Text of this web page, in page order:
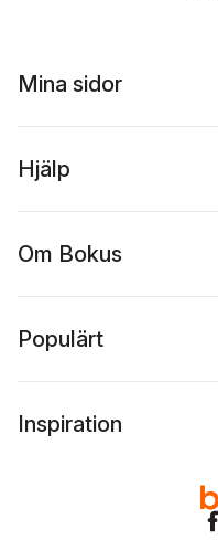
Mina sidor
Hjälp
Om Bokus
Populärt
Inspiration